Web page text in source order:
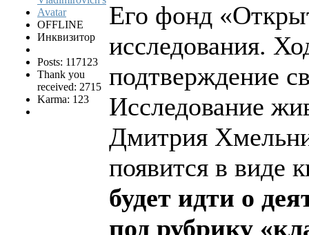
OFFLINE
Инквизитор
Posts: 117123
Thank you
received: 2715
Karma: 123
Его фонд
исследования.
подтверждение
Исследование
Дмитрия
появится в виде
будет идти о
под рубрику